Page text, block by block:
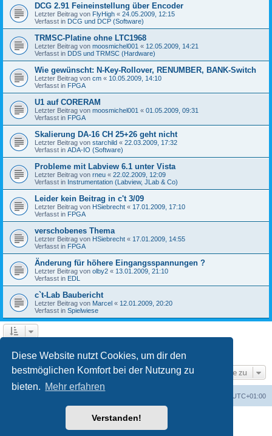
Diese Website nutzt Cookies, um dir den
bestmöglichen Komfort bei der Nutzung zu
bieten. Mehr erfahren
Verstanden!
DCG 2.91 Feineinstellung über Encoder
Letzter Beitrag von FlyHigh « 24.05.2009, 12:15
Verfasst in DCG und DCP (Software)
TRMSC-Platine ohne LTC1968
Letzter Beitrag von moosmichel001 « 12.05.2009, 14:21
Verfasst in DDS und TRMSC (Hardware)
Wie gewünscht: N-Key-Rollover, RENUMBER, BANK-Switch
Letzter Beitrag von cm « 10.05.2009, 14:10
Verfasst in FPGA
U1 auf CORERAM
Letzter Beitrag von moosmichel001 « 01.05.2009, 09:31
Verfasst in FPGA
Skalierung DA-16 CH 25+26 geht nicht
Letzter Beitrag von starchild « 22.03.2009, 17:32
Verfasst in ADA-IO (Software)
Probleme mit Labview 6.1 unter Vista
Letzter Beitrag von rneu « 22.02.2009, 12:09
Verfasst in Instrumentation (Labview, JLab & Co)
Leider kein Beitrag in c't 3/09
Letzter Beitrag von HSiebrecht « 17.01.2009, 17:10
Verfasst in FPGA
verschobenes Thema
Letzter Beitrag von HSiebrecht « 17.01.2009, 14:55
Verfasst in FPGA
Änderung für höhere Eingangsspannungen ?
Letzter Beitrag von olby2 « 13.01.2009, 21:10
Verfasst in EDL
c`t-Lab Baubericht
Letzter Beitrag von Marcel « 12.01.2009, 20:20
Verfasst in Spielwiese
Gehe zu
UTC+01:00
Powered byphpBB® Forum Software © phpBB Limited
phpBB.de